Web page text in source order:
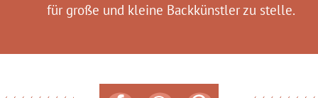
für große und kleine Backkünstler zu stelle.